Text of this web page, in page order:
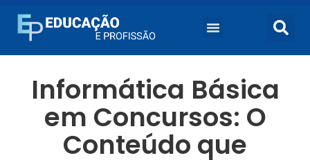
Informática Básica
em Concursos: O
Conteúdo que